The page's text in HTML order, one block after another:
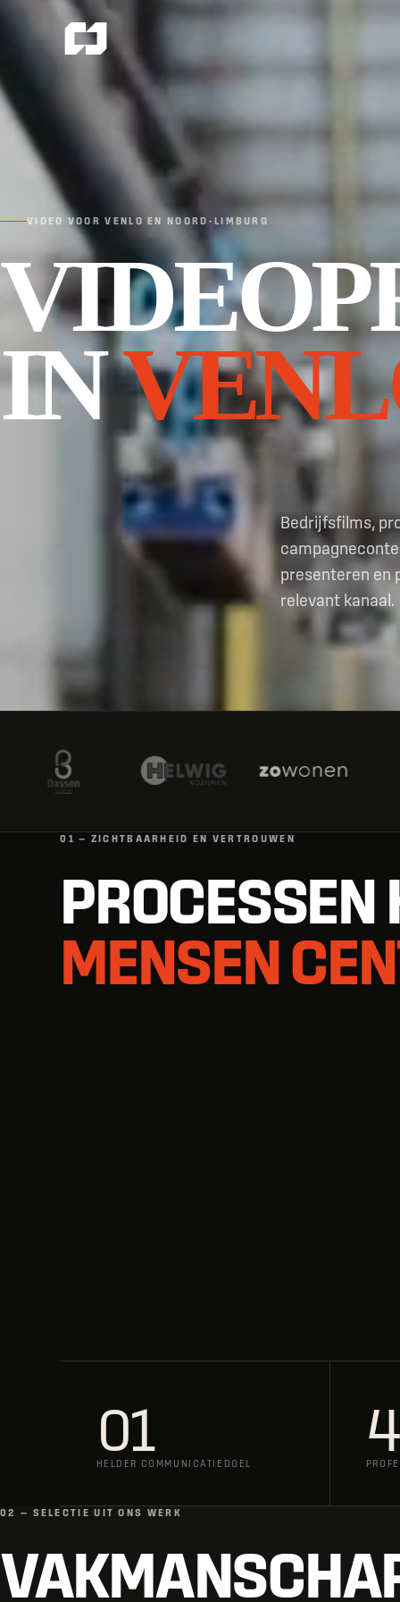
VIDEO VOOR VENLO EN NOORD-LIMBURG
IN
Bedrijfsfilms,
presenteren en
relevant kanaal.
01 — ZICHTBAARHEID EN VERTROUWEN
PROCESSEN
MENSEN
01
HELDER COMMUNICATIEDOEL
02 — SELECTIE UIT ONS WERK